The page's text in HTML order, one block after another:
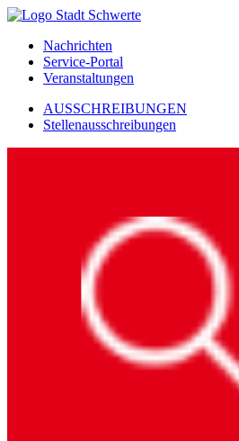
Nachrichten
Service-Portal
Veranstaltungen
AUSSCHREIBUNGEN
Stellenausschreibungen